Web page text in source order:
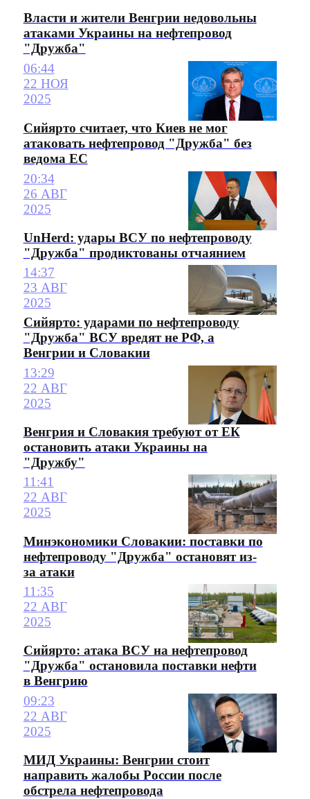
Власти и жители Венгрии недовольны
атаками Украины на нефтепровод
"Дружба"
06:44
22 НОЯ
2025
Сийярто считает, что Киев не мог
атаковать нефтепровод "Дружба" без
ведома ЕС
20:34
26 АВГ
2025
UnHerd: удары ВСУ по нефтепроводу
"Дружба" продиктованы отчаянием
14:37
23 АВГ
2025
Сийярто: ударами по нефтепроводу
"Дружба" ВСУ вредят не РФ, а
Венгрии и Словакии
13:29
22 АВГ
2025
Венгрия и Словакия требуют от ЕК
остановить атаки Украины на
"Дружбу"
11:41
22 АВГ
2025
Минэкономики Словакии: поставки по
нефтепроводу "Дружба" остановят из-
за атаки
11:35
22 АВГ
2025
Сийярто: атака ВСУ на нефтепровод
"Дружба" остановила поставки нефти
в Венгрию
09:23
22 АВГ
2025
МИД Украины: Венгрии стоит
направить жалобы России после
обстрела нефтепровода